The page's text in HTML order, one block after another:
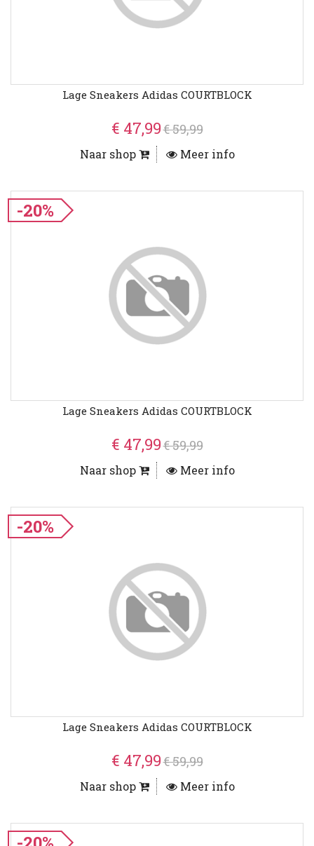
Lage Sneakers Adidas COURTBLOCK
€ 47,99€ 59,99
Naar shop Meer info
-20%
Lage Sneakers Adidas COURTBLOCK
€ 47,99€ 59,99
Naar shop Meer info
-20%
Lage Sneakers Adidas COURTBLOCK
€ 47,99€ 59,99
Naar shop Meer info